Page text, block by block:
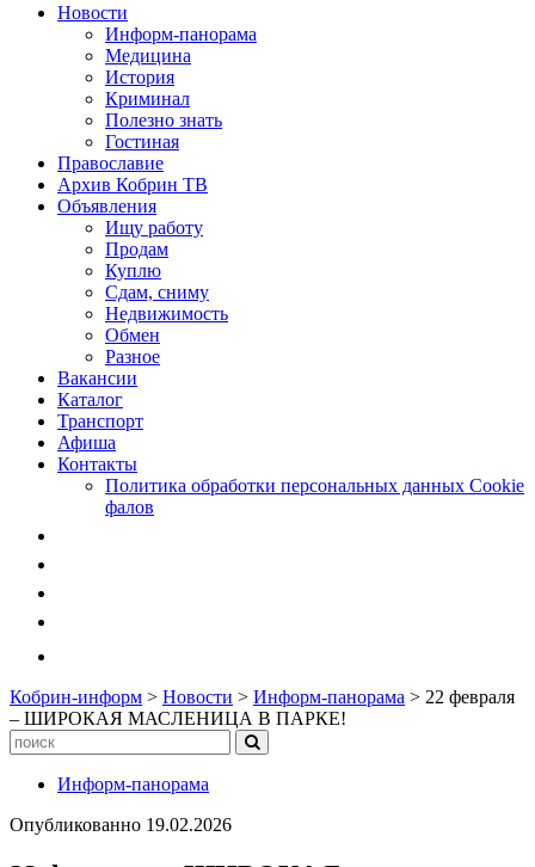
Новости
Информ-панорама
Медицина
История
Криминал
Полезно знать
Гостиная
Православие
Архив Кобрин ТВ
Объявления
Ищу работу
Продам
Куплю
Сдам, сниму
Недвижимость
Обмен
Разное
Вакансии
Каталог
Транспорт
Афиша
Контакты
Политика обработки персональных данных Cookie
фалов
Кобрин-информ > Новости > Информ-панорама > 22 февраля
– ШИРОКАЯ МАСЛЕНИЦА В ПАРКЕ!
Информ-панорама
Опубликованно 19.02.2026